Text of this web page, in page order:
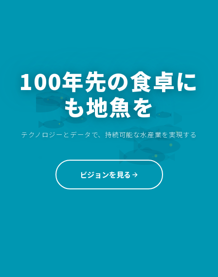
100年先の食卓に
も地魚を
テクノロジーとデータで、持続可能な水産業を実現する
ビジョンを見る